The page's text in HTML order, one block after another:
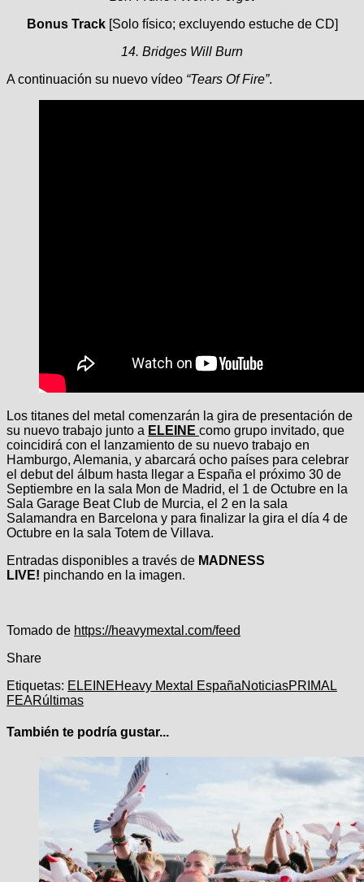
Bonus Track [Solo físico; excluyendo estuche de CD]
14. Bridges Will Burn
A continuación su nuevo vídeo “Tears Of Fire”.
Los titanes del metal comenzarán la gira de presentación de
su nuevo trabajo junto a ELEINE como grupo invitado, que
coincidirá con el lanzamiento de su nuevo trabajo en
Hamburgo, Alemania, y abarcará ocho países para celebrar
el debut del álbum hasta llegar a España el próximo 30 de
Septiembre en la sala Mon de Madrid, el 1 de Octubre en la
Sala Garage Beat Club de Murcia, el 2 en la sala
Salamandra en Barcelona y para finalizar la gira el día 4 de
Octubre en la sala Totem de Villava.
Entradas disponibles a través de MADNESS
LIVE! pinchando en la imagen.
Navegación
entradas
Tomado de https://heavymextal.com/feed
Share
Etiquetas: ELEINEHeavy Mextal EspañaNoticiasPRIMAL
FEARúltimas
También te podría gustar...